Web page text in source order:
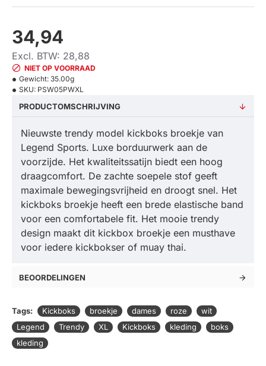
34,94
Excl. BTW: 28,88
NIET OP VOORRAAD
Gewicht: 35.00g
SKU: PSW05PWXL
PRODUCTOMSCHRIJVING
Nieuwste trendy model kickboks broekje van
Legend Sports. Luxe borduurwerk aan de
voorzijde. Het kwaliteitssatijn biedt een hoog
draagcomfort. De zachte soepele stof geeft
maximale bewegingsvrijheid en droogt snel. Het
kickboks broekje heeft een brede elastische band
voor een comfortabele fit. Het mooie trendy
design maakt dit kickbox broekje een musthave
voor iedere kickbokser of muay thai.
BEOORDELINGEN
Tags: Kickboks broekje dames roze
wit
Legend
Trendy XL Kickboks kleding
boks
kleding